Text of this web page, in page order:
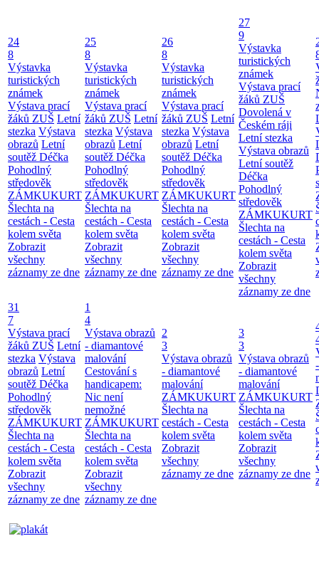
24
8
Výstavka
turistických
známek
Výstava prací
žáků ZUŠ Letní
stezka Výstava
obrazů Letní
soutěž Déčka
Pohodlný
středověk
ZÁMKUKURT
Šlechta na
cestách - Cesta
kolem světa
Zobrazit
všechny
záznamy ze dne
25
8
Výstavka
turistických
známek
Výstava prací
žáků ZUŠ Letní
stezka Výstava
obrazů Letní
soutěž Déčka
Pohodlný
středověk
ZÁMKUKURT
Šlechta na
cestách - Cesta
kolem světa
Zobrazit
všechny
záznamy ze dne
26
8
Výstavka
turistických
známek
Výstava prací
žáků ZUŠ Letní
stezka Výstava
obrazů Letní
soutěž Déčka
Pohodlný
středověk
ZÁMKUKURT
Šlechta na
cestách - Cesta
kolem světa
Zobrazit
všechny
záznamy ze dne
27
9
Výstavka
turistických
známek
Výstava prací
žáků ZUŠ
Dovolená v
Českém ráji
Letní stezka
Výstava obrazů
Letní soutěž
Déčka
Pohodlný
středověk
ZÁMKUKURT
Šlechta na
cestách - Cesta
kolem světa
Zobrazit
všechny
záznamy ze dne
31
7
Výstava prací
žáků ZUŠ Letní
stezka Výstava
obrazů Letní
soutěž Déčka
Pohodlný
středověk
ZÁMKUKURT
Šlechta na
cestách - Cesta
kolem světa
Zobrazit
všechny
záznamy ze dne
1
4
Výstava obrazů
- diamantové
malování
Cestování s
handicapem:
Nic není
nemožné
ZÁMKUKURT
Šlechta na
cestách - Cesta
kolem světa
Zobrazit
všechny
záznamy ze dne
2
3
Výstava obrazů
- diamantové
malování
ZÁMKUKURT
Šlechta na
cestách - Cesta
kolem světa
Zobrazit
všechny
záznamy ze dne
3
3
Výstava obrazů
- diamantové
malování
ZÁMKUKURT
Šlechta na
cestách - Cesta
kolem světa
Zobrazit
všechny
záznamy ze dne